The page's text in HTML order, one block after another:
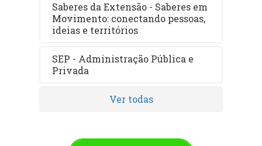
Saberes da Extensão - Saberes em
Movimento: conectando pessoas,
ideias e territórios
SEP - Administração Pública e
Privada
Ver todas